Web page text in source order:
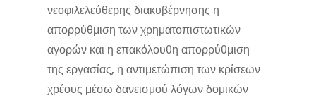
νεοφιλελεύθερης διακυβέρνησης η
απορρύθμιση των χρηματοπιστωτικών
αγορών και η επακόλουθη απορρύθμιση
της εργασίας, η αντιμετώπιση των κρίσεων
χρέους μέσω δανεισμού λόγων δομικών